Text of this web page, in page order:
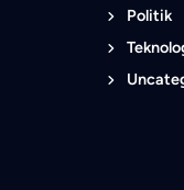
Politik